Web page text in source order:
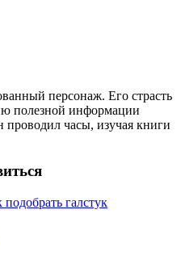
персонаж. Его страсть
полезной информации
проводил часы, изучая книги